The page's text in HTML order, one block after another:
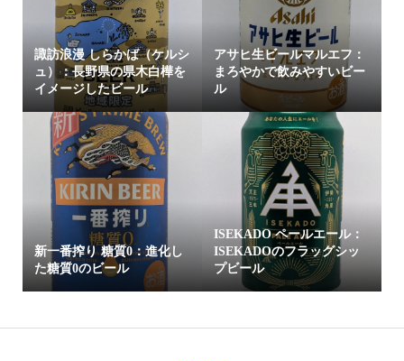
諏訪浪漫 しらかば（ケルシ
ュ）：長野県の県木白樺を
イメージしたビール
アサヒ生ビールマルエフ：
まろやかで飲みやすいビー
ル
新一番搾り 糖質0：進化し
た糖質0のビール
ISEKADO ペールエール：
ISEKADOのフラッグシッ
プビール